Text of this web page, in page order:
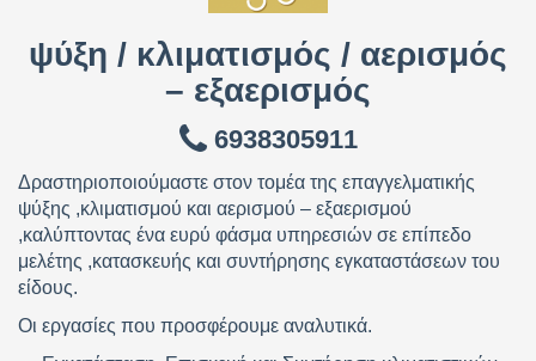
ψύξη / κλιματισμός / αερισμός
– εξαερισμός
6938305911
Δραστηριοποιούμαστε στον τομέα της επαγγελματικής
ψύξης ,κλιματισμού και αερισμού – εξαερισμού
,καλύπτοντας ένα ευρύ φάσμα υπηρεσιών σε επίπεδο
μελέτης ,κατασκευής και συντήρησης εγκαταστάσεων του
είδους.
Οι εργασίες που προσφέρουμε αναλυτικά.